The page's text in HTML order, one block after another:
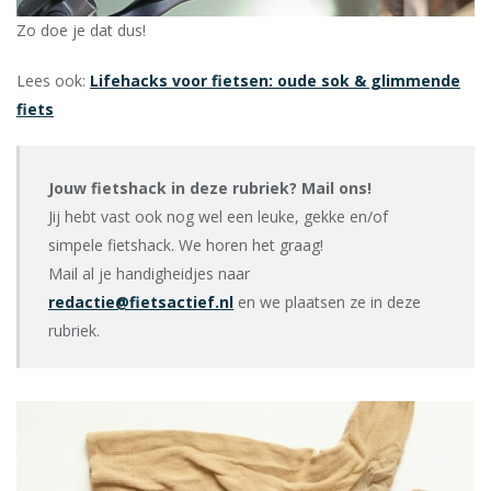
Zo doe je dat dus!
Lees ook: Lifehacks voor fietsen: oude sok & glimmende
fiets
Jouw fietshack in deze rubriek? Mail ons!
Jij hebt vast ook nog wel een leuke, gekke en/of
simpele fietshack. We horen het graag!
Mail al je handigheidjes naar
redactie@fietsactief.nl en we plaatsen ze in deze
rubriek.